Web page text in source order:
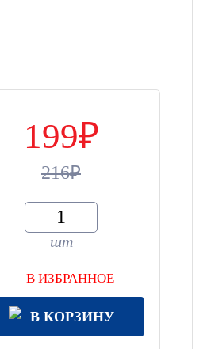
199
216
шт
В ИЗБРАННОЕ
В КОРЗИНУ